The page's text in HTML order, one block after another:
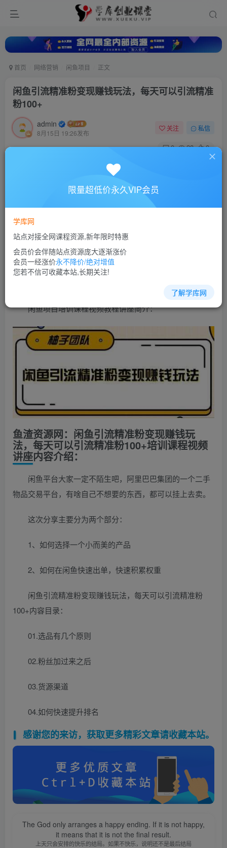
首页 网络营销 闲鱼项目 正文
闲鱼引流精准粉变现赚钱玩法，每天可以引流精准
粉100+
admin
8月15日 19:26发布
关注 私信
0 28 0
闲鱼引流精准粉变现赚钱玩法，每天可以引流精准粉100+
此内容为付费资源，请付费后查看
10
立即购买
您当前未登录！建议登陆后购买，可保存购买订单
闲鱼项目培训课程视频教程讲座简介：
鱼渣资源网：闲鱼引流精准粉变现赚钱玩
法，每天可以引流精准粉100+培训课程视频
讲座内容介绍：
闲鱼平台大家一定不陌生吧，阿里巴巴集团的一个二手
物品交易平台，有啥自己不想要的东西，都可以挂上去卖。
这次分享主要分为两个部分：
1、如何选择一个小而美的产品
2、如何在闲鱼快速出单，快速积累权重
闲鱼引流精准粉变现赚钱玩法，每天可以引流精准粉
100+内容目录：
01.选品有几个原则
02.粉丝加过来之后
03.货源渠道
04.如何快速提升排名
感谢您的来访，获取更多精彩文章请收藏本站。
The God only arranges a happy ending. If it is not happy,
it means that it is not the final result.
上天只会安排的快乐的结局。如果不快乐，说明还不是最后结局
限量超低价永久VIP会员
学库网
站点对接全网课程资源,新年限时特惠
会员价会伴随站点资源庞大逐渐涨价
会员一经涨价永不降价/绝对增值
您若不信可收藏本站,长期关注!
了解学库网